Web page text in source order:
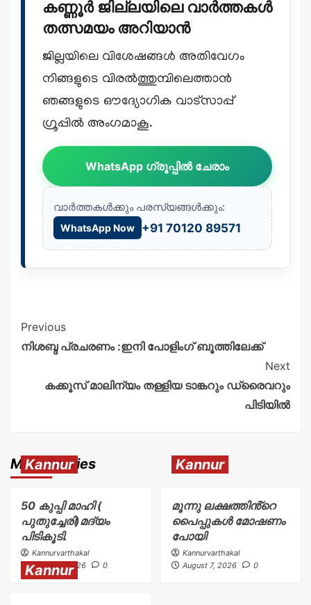
കണ്ണൂർ ജില്ലയിലെ വാർത്തകൾ
തത്സമയം അറിയാൻ
ജില്ലയിലെ വിശേഷങ്ങൾ അതിവേഗം
നിങ്ങളുടെ വിരൽത്തുമ്പിലെത്താൻ
ഞങ്ങളുടെ ഔദ്യോഗിക വാട്സാപ്പ്
ഗ്രൂപ്പിൽ അംഗമാകൂ.
WhatsApp ഗ്രൂപ്പിൽ ചേരാം
വാർത്തകൾക്കും പരസ്യങ്ങൾക്കും:
WhatsApp Now +91 70120 89571
Previous
നിശബ്ദ പ്രചരണം :ഇനി പോളിംഗ് ബൂത്തിലേക്ക്
Next
കക്കൂസ് മാലിന്യം തള്ളിയ ടാങ്കറും ഡ്രൈവറും
പിടിയിൽ
More Stories
Kannur
50 കുപ്പി മാഹി (
പുതുച്ചേരി)മദ്യം
പിടികൂടി.
Kannurvarthakal
August 7, 2026
0
Kannur
മൂന്നു ലക്ഷത്തിൻ്റെ
പൈപ്പുകൾ മോഷണം
പോയി
Kannurvarthakal
August 7, 2026
0
Kannur